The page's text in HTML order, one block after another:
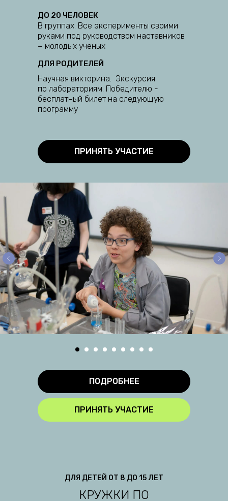
Научная викторина. Экскурсия
по лабораториям. Победителю -
бесплатный билет на следующую
программу
ДЛЯ РОДИТЕЛЕЙ
В группах. Все эксперименты своими
руками под руководством наставников
− молодых ученых
ДО 20 ЧЕЛОВЕК
ПРИНЯТЬ УЧАСТИЕ
ПРИНЯТЬ УЧАСТИЕ
ПОДРОБНЕЕ
КРУЖКИ ПО
ДЛЯ ДЕТЕЙ ОТ 8 ДО 15 ЛЕТ